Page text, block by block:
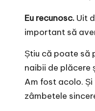
Eu recunosc. Uit
important să
Știu că poate să
naibii de plăcere
Am fost acolo.
zâmbetele